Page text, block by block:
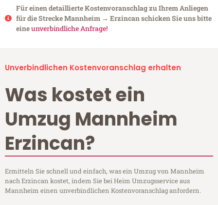
Für einen detaillierte Kostenvoranschlag zu Ihrem Anliegen
für die Strecke Mannheim → Erzincan schicken Sie uns bitte
eineunverbindliche Anfrage!
Unverbindlichen Kostenvoranschlag erhalten
Was kostet ein
Umzug Mannheim
Erzincan?
Ermitteln Sie schnell und einfach, was ein Umzug von Mannheim
nach Erzincan kostet, indem Sie bei Heim Umzugsservice aus
Mannheim einen unverbindlichen Kostenvoranschlag anfordern.